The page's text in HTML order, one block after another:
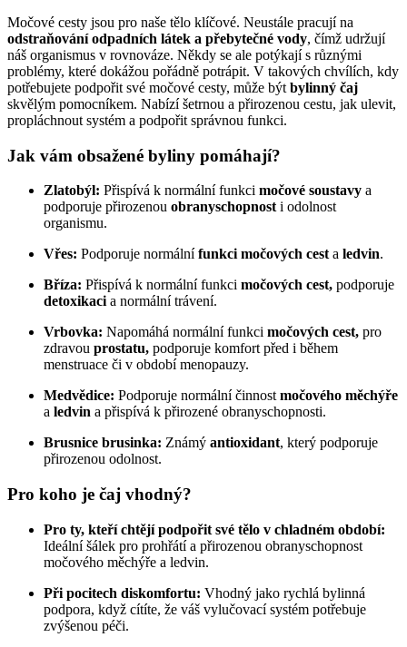
Močové cesty jsou pro naše tělo klíčové. Neustále pracují na
odstraňování odpadních látek a přebytečné vody, čímž udržují
náš organismus v rovnováze. Někdy se ale potýkají s různými
problémy, které dokážou pořádně potrápit. V takových chvílích, kdy
potřebujete podpořit své močové cesty, může být bylinný čaj
skvělým pomocníkem. Nabízí šetrnou a přirozenou cestu, jak ulevit,
propláchnout systém a podpořit správnou funkci.
Jak vám obsažené byliny pomáhají?
Zlatobýl: Přispívá k normální funkci močové soustavy a
podporuje přirozenou obranyschopnost i odolnost
organismu.
Vřes: Podporuje normálnífunkci močových cest a ledvin.
Bříza: Přispívá k normální funkci močových cest, podporuje
detoxikaci a normální trávení.
Vrbovka: Napomáhá normální funkci močových cest, pro
zdravou prostatu, podporuje komfort před i během
menstruace či v období menopauzy.
Medvědice: Podporuje normální činnost močového měchýře
a ledvin a přispívá k přirozené obranyschopnosti.
Brusnice brusinka: Známý antioxidant, který podporuje
přirozenou odolnost.
Pro koho je čaj vhodný?
Pro ty, kteří chtějí podpořit své tělo v chladném období:
Ideální šálek pro prohřátí a přirozenou obranyschopnost
močového měchýře a ledvin.
Při pocitech diskomfortu: Vhodný jako rychlá bylinná
podpora, když cítíte, že váš vylučovací systém potřebuje
zvýšenou péči.